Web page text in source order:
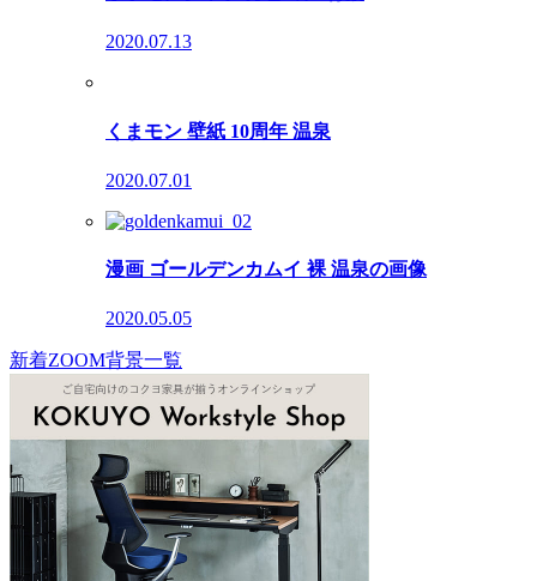
2020.07.13
くまモン 壁紙 10周年 温泉
2020.07.01
漫画 ゴールデンカムイ 裸 温泉の画像
2020.05.05
新着ZOOM背景一覧